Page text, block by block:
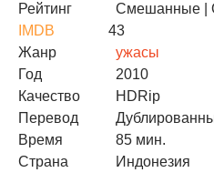
Рейтинг
IMDB
Смешанные |
43
Жанр
ужасы
Год
2010
Качество
HDRip
Перевод
Время
85 мин.
Страна
Индонезия